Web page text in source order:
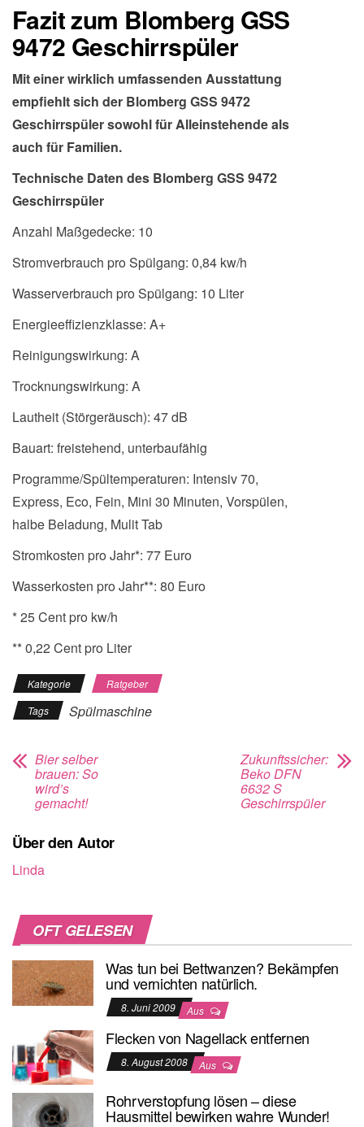
Fazit zum Blomberg GSS
9472 Geschirrspüler
Mit einer wirklich umfassenden Ausstattung
empfiehlt sich der Blomberg GSS 9472
Geschirrspüler sowohl für Alleinstehende als
auch für Familien.
Technische Daten des Blomberg GSS 9472
Geschirrspüler
Anzahl Maßgedecke: 10
Stromverbrauch pro Spülgang: 0,84 kw/h
Wasserverbrauch pro Spülgang: 10 Liter
Energieeffizienzklasse: A+
Reinigungswirkung: A
Trocknungswirkung: A
Lautheit (Störgeräusch): 47 dB
Bauart: freistehend, unterbaufähig
Programme/Spültemperaturen: Intensiv 70,
Express, Eco, Fein, Mini 30 Minuten, Vorspülen,
halbe Beladung, Mulit Tab
Stromkosten pro Jahr*: 77 Euro
Wasserkosten pro Jahr**: 80 Euro
* 25 Cent pro kw/h
** 0,22 Cent pro Liter
Kategorie
Ratgeber
Tags
Spülmaschine
Bier selber
brauen: So
wird’s
gemacht!
Zukunftssicher:
Beko DFN
6632 S
Geschirrspüler
Über den Autor
Linda
OFT GELESEN
Was tun bei Bettwanzen? Bekämpfen
und vernichten natürlich.
8. Juni 2009 Aus
Flecken von Nagellack entfernen
8. August 2008 Aus
Rohrverstopfung lösen – diese
Hausmittel bewirken wahre Wunder!